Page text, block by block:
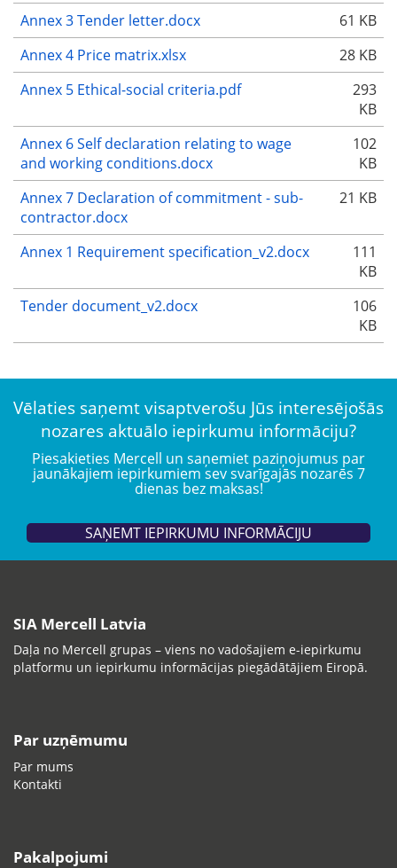
Annex 3 Tender letter.docx
61 KB
Annex 4 Price matrix.xlsx
28 KB
Annex 5 Ethical-social criteria.pdf
293
KB
Annex 6 Self declaration relating to wage
and working conditions.docx
102
KB
Annex 7 Declaration of commitment - sub-
contractor.docx
21 KB
Annex 1 Requirement specification_v2.docx
111
KB
Tender document_v2.docx
106
KB
Vēlaties saņemt visaptverošu Jūs interesējošās
nozares aktuālo iepirkumu informāciju?
Piesakieties Mercell un saņemiet paziņojumus par
jaunākajiem iepirkumiem sev svarīgajās nozarēs 7
dienas bez maksas!
SAŅEMT IEPIRKUMU INFORMĀCIJU
SIA Mercell Latvia
Daļa no Mercell grupas – viens no vadošajiem e-iepirkumu
platformu un iepirkumu informācijas piegādātājiem Eiropā.
Par uzņēmumu
Par mums
Kontakti
Pakalpojumi